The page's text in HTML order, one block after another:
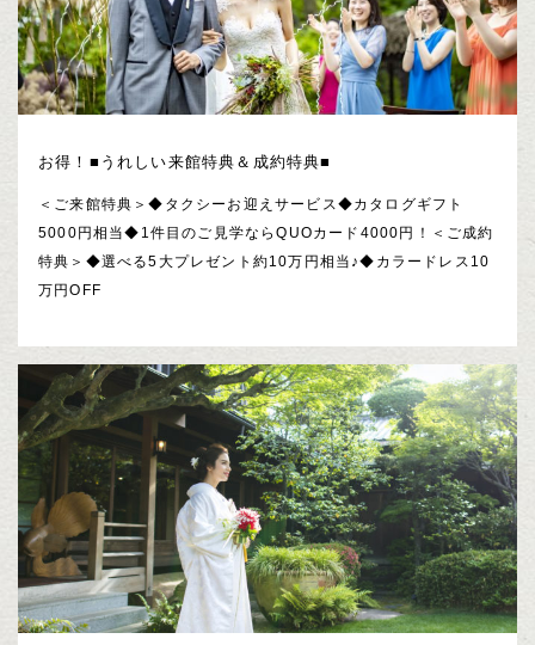
お得！■うれしい来館特典＆成約特典■
＜ご来館特典＞◆タクシーお迎えサービス◆カタログギフト
5000円相当◆1件目のご見学ならQUOカード4000円！＜ご成約
特典＞◆選べる5大プレゼント約10万円相当♪◆カラードレス10
万円OFF